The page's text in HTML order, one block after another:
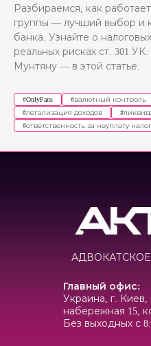
Разбираемся, как
группы — лучший выбор и
банка. Узнайте о
реальных рисках ст. 301
Мунтяну — в этой статье.
#OnlyFans #валютный контроль
#легализация доходов #
#ответственность за неуплату
Главный офис:
Украина, г.
набережная 15,
Без выходных с